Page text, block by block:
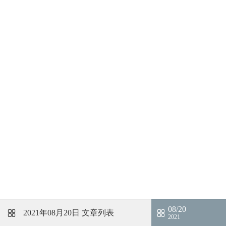
2021年08月20日 文章列表 08/20
2021